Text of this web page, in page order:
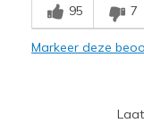
Beste
Work
95 7
Markeer deze